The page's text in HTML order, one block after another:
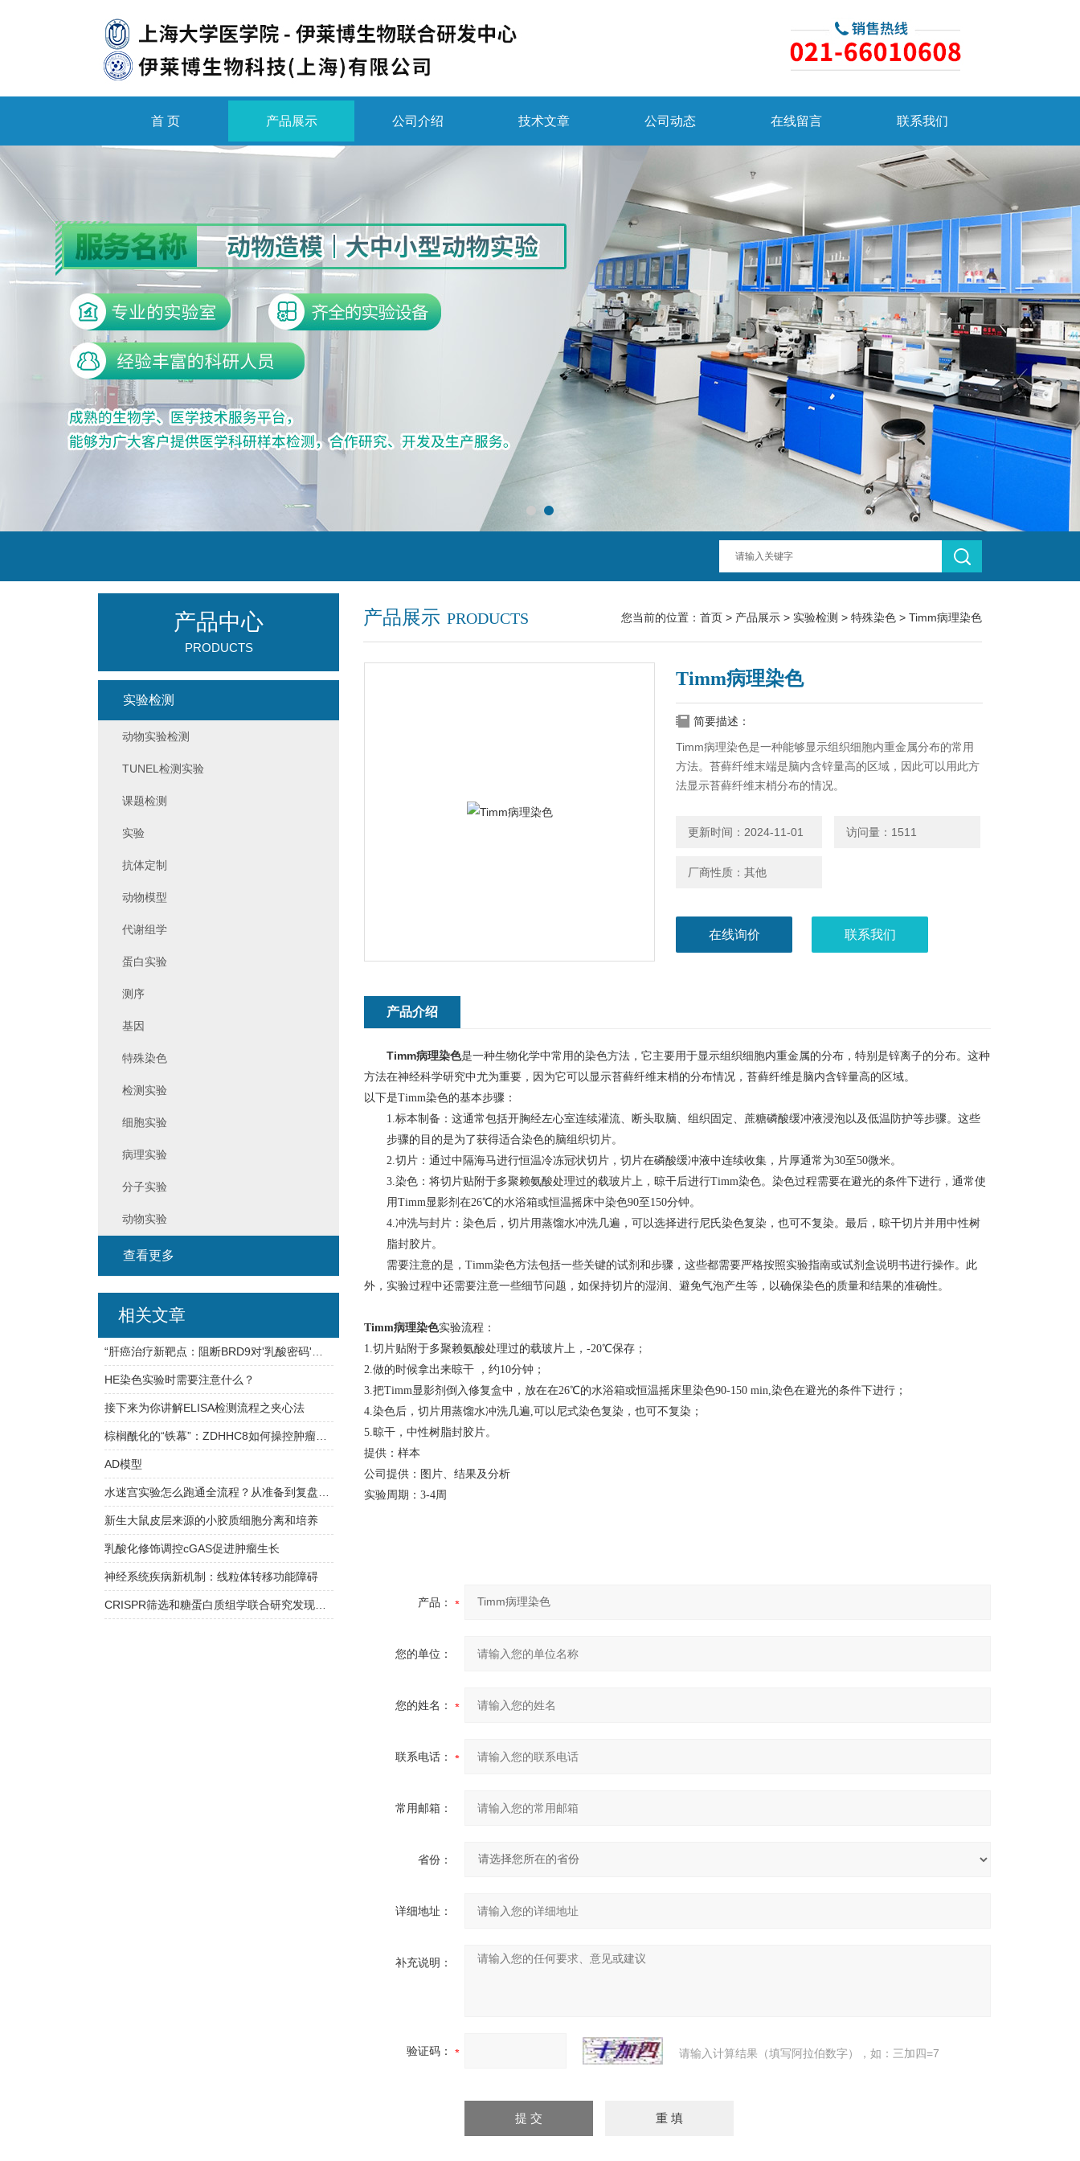
首 页 产品展示 公司介绍 技术文章 公司动态 在线留言 联系我们
产品展示 PRODUCTS 您当前的位置： 首页 > 产品展示 > 实验检测 > 特殊染色 > Timm病理染色
Timm病理染色
简要描述：
Timm病理染色是一种能够显示组织细胞内重金属分布的常用
方法。苔藓纤维末端是脑内含锌量高的区域，因此可以用此方
法显示苔藓纤维末梢分布的情况。
更新时间：2024-11-01 访问量：1511
厂商性质：其他
在线询价 联系我们
产品介绍
Timm病理染色是一种生物化学中常用的染色方法，它主要用于显示组织细胞内重金属的分布，特别是锌离子的分布。这种
方法在神经科学研究中尤为重要，因为它可以显示苔藓纤维末梢的分布情况，苔藓纤维是脑内含锌量高的区域。
以下是Timm染色的基本步骤：
1.标本制备 ：这通常包括开胸经左心室连续灌流、断头取脑、组织固定、蔗糖磷酸缓冲液浸泡以及低温防护等步骤。这些
步骤的目的是为了获得适合染色的脑组织切片。
2.切片 ：通过中隔海马进行恒温冷冻冠状切片，切片在磷酸缓冲液中连续收集，片厚通常为30至50微米。
3.染色 ：将切片贴附于多聚赖氨酸处理过的载玻片上，晾干后进行Timm染色。染色过程需要在避光的条件下进行，通常使
用Timm显影剂在26℃的水浴箱或恒温摇床中染色90至 150分钟。
4.冲洗与封片 ：染色后，切片用蒸馏水冲洗几遍，可以选择进行尼氏染色复染，也可不复染。最后，晾干切片并用中性树
脂封胶片。
需要注意的是， Timm染色方法包括一些关键的试剂和步骤，这些都需要严格按照实验指南或试剂盒说明书进行操作。此
外，实验过程中还需要注意一些细节问题，如保持切片的湿润、避免气泡产生等，以确保染色的质量和结果的准确性。
Timm病理染色实验流程：
1.切片贴附于多聚赖氨酸处理过的载玻片上，-20℃保存；
2.做的时候拿出来晾干 ，约10分钟；
3.把Timm显影剂倒入修复盒中，放在在26℃的水浴箱或恒温摇床里染色90-150 min,染色在避光的条件下进行；
4.染色后，切片用蒸馏水冲洗几遍,可以尼式染色复染，也可不复染；
5.晾干，中性树脂封胶片。
提供：样本
公司提供：图片、结果及分析
实验周期：3-4周
产品：
您的单位：
您的姓名：
联系电话：
常用邮箱：
省份：
详细地址：
补充说明：
验证码： 请输入计算结果（填写阿拉伯数字），如：三加四=7
产品中心
PRODUCTS
实验检测
动物实验检测
TUNEL检测实验
课题检测
实验
抗体定制
动物模型
代谢组学
蛋白实验
测序
基因
特殊染色
检测实验
细胞实验
病理实验
分子实验
动物实验
查看更多
相关文章
HE染色实验时需要注意什么？
接下来为你讲解ELISA检测流程之夹心法
棕榈酰化的“铁幕”：ZDHHC8如何操控肿瘤铁死亡？
AD模型
新生大鼠皮层来源的小胶质细胞分离和培养
乳酸化修饰调控cGAS促进肿瘤生长
神经系统疾病新机制：线粒体转移功能障碍
CRISPR筛选和糖蛋白质组学联合研究发现新型WNT通路的N-糖基化调控机制